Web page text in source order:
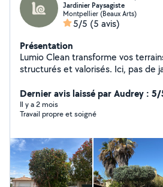
Jardinier Paysagiste
Montpellier (Beaux Arts)
5/5 (5 avis)
Présentation
Lumio Clean transforme vos
structurés et valorisés. Ici, pas de
visuel clair, propre et durable. Terrains envahis,
extérieurs négligés, zones laissées à
reprenons le contrôle pour
un véritable espace de vie. Envoyez-nous votre terrain,
on vous montre ce qu'il peut devenir.
@lumio.clean
Dernier avis laissé par Audrey : 5/
Il y a 2 mois
Travail propre et soigné